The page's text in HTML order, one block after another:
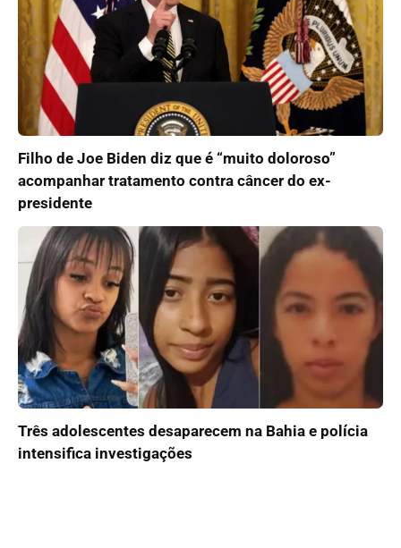
Filho de Joe Biden diz que é “muito doloroso”
acompanhar tratamento contra câncer do ex-
presidente
Três adolescentes desaparecem na Bahia e polícia
intensifica investigações